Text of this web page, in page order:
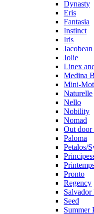
Dynasty
Eris
Fantasia
Instinct
Iris
Jacobean
Jolie
Linex
Medina
Mini-
Naturelle
Nello
Nobility
Nomad
Out door
Paloma
Petalos/
Pronto
Regency
Salvador
Seed
Summer